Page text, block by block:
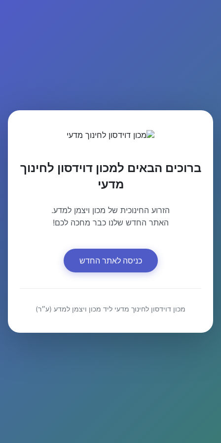
ברוכים הבאים למכון דוידסון לחינוך
מדעי
הזרוע החינוכית של מכון ויצמן למדע.
האתר החדש שלנו כבר מחכה לכם!
כניסה לאתר החדש
מכון דוידסון לחינוך מדעי ליד מכון ויצמן למדע (ע״ר)